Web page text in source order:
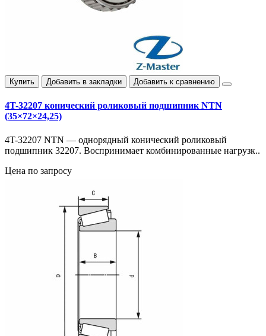
Купить Добавить в закладки Добавить к сравнению
4T-32207 конический роликовый подшипник NTN
(35×72×24,25)
4T-32207 NTN — однорядный конический роликовый
подшипник 32207. Воспринимает комбинированные нагрузк..
Цена по запросу